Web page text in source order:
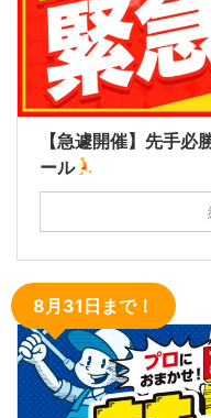
【急遽開催】先手必
ール
8月31日まで！